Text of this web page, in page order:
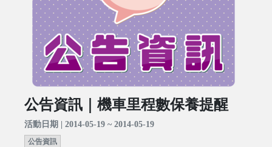
公告資訊｜機車里程數保養提醒
活動日期 | 2014-05-19 ~ 2014-05-19
公告資訊